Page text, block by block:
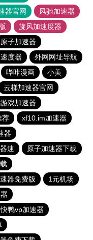
器官网
风驰加速器
旋风加速度器
原子加速器
度器
外网网址导航
哔咔漫画
小美
云梯加速器官网
戏加速器
荐
xf10.im加速器
器
速
原子加速器下载
器免费版
1元机场
快鸭vp加速器